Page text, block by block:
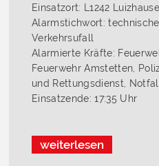
Einsatzort: L1242
Alarmstichwort:
Verkehrsufall
Alarmierte Kräfte:
Feuerwehr Amstetten,
und Rettungsdienst,
Einsatzende: 17:35 Uhr
weiterlesen